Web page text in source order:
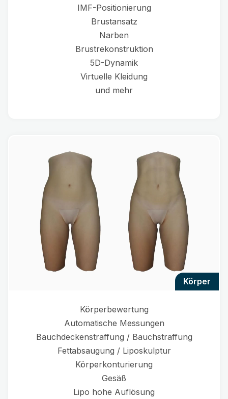
IMF-Positionierung
Brustansatz
Narben
Brustrekonstruktion
5D-Dynamik
Virtuelle Kleidung
und mehr
körper
Körperbewertung
Automatische Messungen
Bauchdeckenstraffung / Bauchstraffung
Fettabsaugung / Liposkulptur
Körperkonturierung
Gesäß
Lipo hohe Auflösung